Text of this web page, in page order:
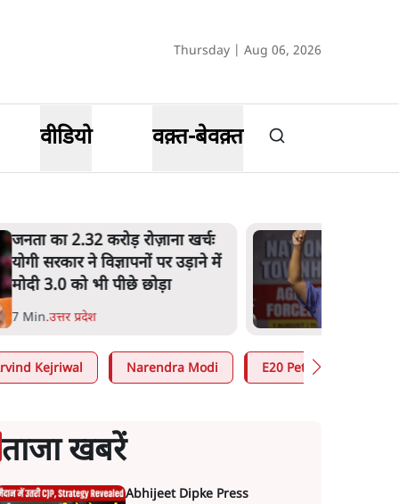
Thursday | Aug 06, 2026
वीडियो वक़्त-बेवक़्त
मेटा के सरेंडर के बाद भारत में
केजरीवाल का इंस्टा हैंडल बैनः AAP
का आरोप
3 Min.देश
Kejriwal Narendra Modi E20 Petrol Controversy
ताजा खबरें
Abhijeet Dipke Press